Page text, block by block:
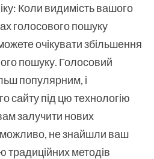
Коли видимість вашого
голосового пошуку
очікувати збільшення
пошуку. Голосовий
популярним, і
сайту під цю технологію
залучити нових
можливо, не знайшли ваш
традиційних методів